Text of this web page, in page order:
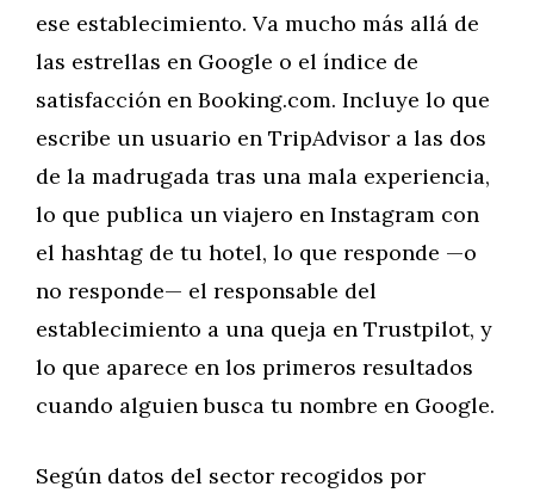
ese establecimiento. Va mucho más allá de
las estrellas en Google o el índice de
satisfacción en Booking.com. Incluye lo que
escribe un usuario en TripAdvisor a las dos
de la madrugada tras una mala experiencia,
lo que publica un viajero en Instagram con
el hashtag de tu hotel, lo que responde —o
no responde— el responsable del
establecimiento a una queja en Trustpilot, y
lo que aparece en los primeros resultados
cuando alguien busca tu nombre en Google.
Según datos del sector recogidos por